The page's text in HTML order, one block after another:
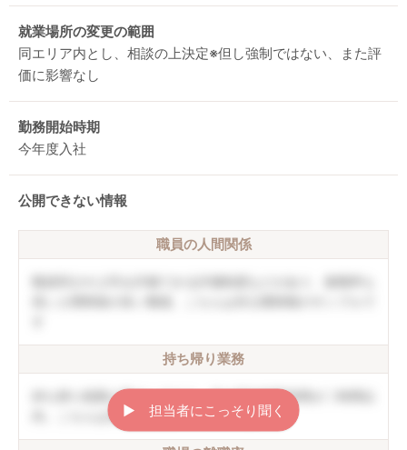
就業場所の変更の範囲
同エリア内とし、相談の上決定※但し強制ではない、また評
価に影響なし
勤務開始時期
今年度入社
公開できない情報
職員の人間関係
持ち帰り業務
持ち帰り残業は禁止しており、月の平均残業時間が〇時間以
内。こちらは非公開情報のサンプルです
▶︎ 担当者にこっそり聞く